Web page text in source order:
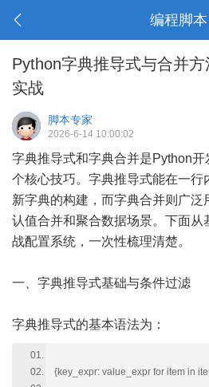
编程脚本
Python字典推导式与合并
实战
脚本专家
2026-6-14 10:00:02
字典推导式和字典合并是Python
个核心技巧。字典推导式能在一行
新字典的构建，而字典合并则广泛
认值合并和聚合数据场景。下面从
战配置系统，一次性梳理清楚。
一、字典推导式基础与条件过滤
字典推导式的基本语法为：
{key_expr: value_expr for item in